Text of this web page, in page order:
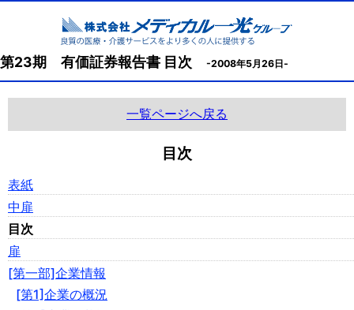
第23期 有価証券報告書 目次 -2008年5月26日-
一覧ページへ戻る
目次
表紙
中扉
目次
扉
[第一部]企業情報
[第1]企業の概況